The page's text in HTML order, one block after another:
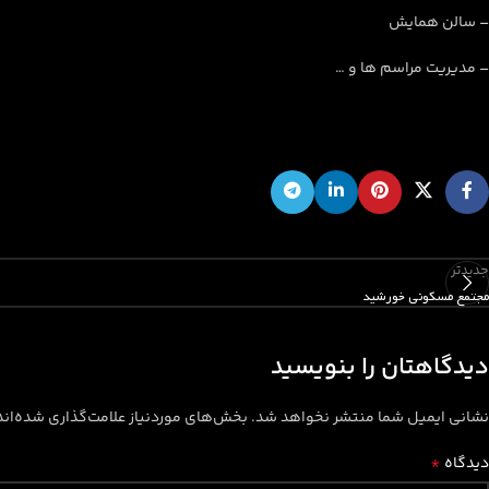
– سالن همایش
– مدیریت مراسم ها و …
جدیدتر
مجتمع مسکونی خورشید
دیدگاهتان را بنویسید
نشانی ایمیل شما منتشر نخواهد شد. بخش‌های موردنیاز علامت‌گذاری
دیدگاه *